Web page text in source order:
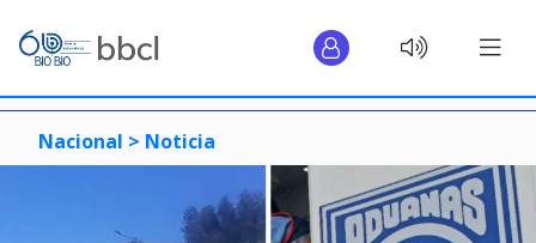
Nacional > Noticia